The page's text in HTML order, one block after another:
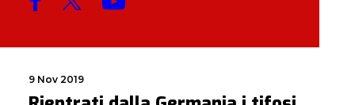
MENU
9 Nov 2019